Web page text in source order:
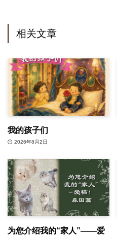
相关文章
我的孩子们
2026年8月2日
为您介绍我的“家人”——爱